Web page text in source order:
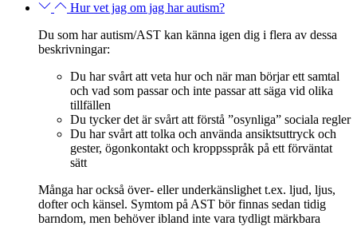
Hur vet jag om jag har autism?
Du som har autism/AST kan känna igen dig i flera av dessa
beskrivningar:
Du har svårt att veta hur och när man börjar ett samtal
och vad som passar och inte passar att säga vid olika
tillfällen
Du tycker det är svårt att förstå ”osynliga” sociala regler
Du har svårt att tolka och använda ansiktsuttryck och
gester, ögonkontakt och kroppsspråk på ett förväntat
sätt
Många har också över- eller underkänslighet t.ex. ljud, ljus,
dofter och känsel. Symtom på AST bör finnas sedan tidig
barndom, men behöver ibland inte vara tydligt märkbara